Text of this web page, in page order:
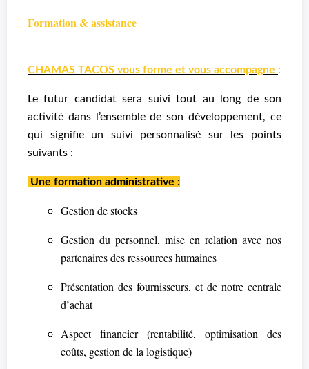
Formation & assistance
CHAMAS TACOS vous forme et vous accompagne :
Le futur candidat sera suivi tout au long de son
activité dans l’ensemble de son développement, ce
qui signifie un suivi personnalisé sur les points
suivants :
Une formation administrative :
Gestion de stocks
Gestion du personnel, mise en relation avec nos
partenaires des ressources humaines
Présentation des fournisseurs, et de notre centrale
d’achat
Aspect financier (rentabilité, optimisation des
coûts, gestion de la logistique)